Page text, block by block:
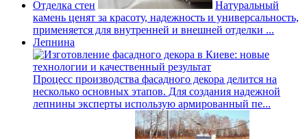
Отделка стен
Натуральный
камень ценят за красоту, надежность и универсальность,
применяется для внутренней и внешней отделки ...
Лепнина
Процесс производства фасадного декора делится на
несколько основных этапов. Для создания надежной
лепнины эксперты использую армированный пе...